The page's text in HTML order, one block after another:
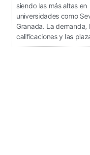
siendo las más altas en
universidades como
Granada. La demanda,
calificaciones y las